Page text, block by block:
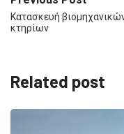
Κατασκευή
κτηρίων
Related post